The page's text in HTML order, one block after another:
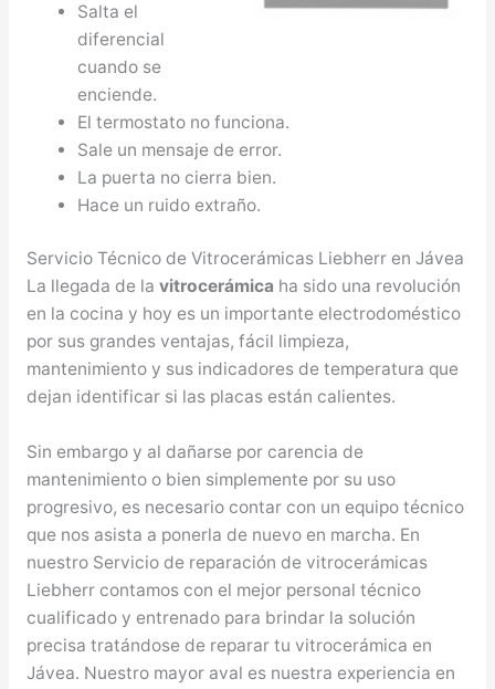
Salta el
diferencial
cuando se
enciende.
El termostato no funciona.
Sale un mensaje de error.
La puerta no cierra bien.
Hace un ruido extraño.
Servicio Técnico de Vitrocerámicas Liebherr en Jávea
La llegada de la vitrocerámica ha sido una revolución
en la cocina y hoy es un importante electrodoméstico
por sus grandes ventajas, fácil limpieza,
mantenimiento y sus indicadores de temperatura que
dejan identificar si las placas están calientes.
Sin embargo y al dañarse por carencia de
mantenimiento o bien simplemente por su uso
progresivo, es necesario contar con un equipo técnico
que nos asista a ponerla de nuevo en marcha. En
nuestro Servicio de reparación de vitrocerámicas
Liebherr contamos con el mejor personal técnico
cualificado y entrenado para brindar la solución
precisa tratándose de reparar tu vitrocerámica en
Jávea. Nuestro mayor aval es nuestra experiencia en